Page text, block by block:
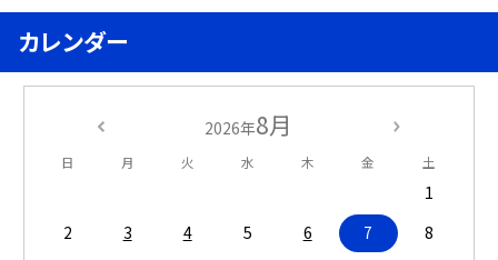
カレンダー
2026年8月
日 月 火 水 木 金 土
1
2
3 4 5 6 7
8